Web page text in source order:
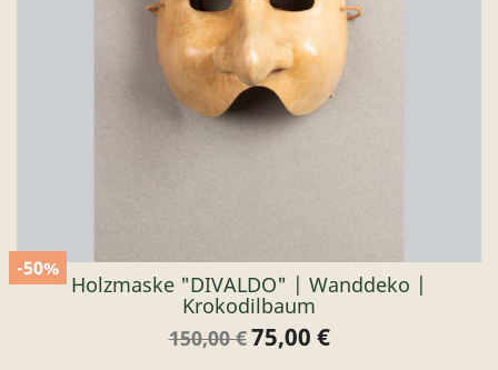
Holzmaske "DIVALDO" | Wanddeko |
Krokodilbaum
Verkaufspreis
150,00 €
-50%
Preis
75,00 €